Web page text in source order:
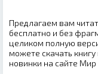
Предлагаем вам
бесплатно и без
целиком полную
можете скачать
новинки на сайте Мир